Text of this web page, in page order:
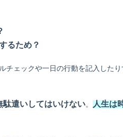
るため？
チェックや一日の行動を記入した
駄遣いしてはいけない。 人生は